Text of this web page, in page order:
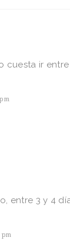
cuesta ir
entre 3 y 4
pm